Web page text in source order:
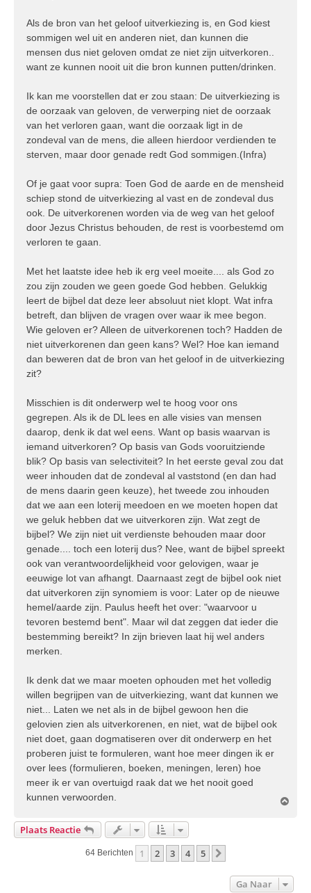
Als de bron van het geloof uitverkiezing is, en God kiest
sommigen wel uit en anderen niet, dan kunnen die
mensen dus niet geloven omdat ze niet zijn uitverkoren..
want ze kunnen nooit uit die bron kunnen putten/drinken.
Ik kan me voorstellen dat er zou staan: De uitverkiezing is
de oorzaak van geloven, de verwerping niet de oorzaak
van het verloren gaan, want die oorzaak ligt in de
zondeval van de mens, die alleen hierdoor verdienden te
sterven, maar door genade redt God sommigen.(Infra)
Of je gaat voor supra: Toen God de aarde en de mensheid
schiep stond de uitverkiezing al vast en de zondeval dus
ook. De uitverkorenen worden via de weg van het geloof
door Jezus Christus behouden, de rest is voorbestemd om
verloren te gaan.
Met het laatste idee heb ik erg veel moeite.... als God zo
zou zijn zouden we geen goede God hebben. Gelukkig
leert de bijbel dat deze leer absoluut niet klopt. Wat infra
betreft, dan blijven de vragen over waar ik mee begon.
Wie geloven er? Alleen de uitverkorenen toch? Hadden de
niet uitverkorenen dan geen kans? Wel? Hoe kan iemand
dan beweren dat de bron van het geloof in de uitverkiezing
zit?
Misschien is dit onderwerp wel te hoog voor ons
gegrepen. Als ik de DL lees en alle visies van mensen
daarop, denk ik dat wel eens. Want op basis waarvan is
iemand uitverkoren? Op basis van Gods vooruitziende
blik? Op basis van selectiviteit? In het eerste geval zou dat
weer inhouden dat de zondeval al vaststond (en dan had
de mens daarin geen keuze), het tweede zou inhouden
dat we aan een loterij meedoen en we moeten hopen dat
we geluk hebben dat we uitverkoren zijn. Wat zegt de
bijbel? We zijn niet uit verdienste behouden maar door
genade.... toch een loterij dus? Nee, want de bijbel spreekt
ook van verantwoordelijkheid voor gelovigen, waar je
eeuwige lot van afhangt. Daarnaast zegt de bijbel ook niet
dat uitverkoren zijn synomiem is voor: Later op de nieuwe
hemel/aarde zijn. Paulus heeft het over: "waarvoor u
tevoren bestemd bent". Maar wil dat zeggen dat ieder die
bestemming bereikt? In zijn brieven laat hij wel anders
merken.
Ik denk dat we maar moeten ophouden met het volledig
willen begrijpen van de uitverkiezing, want dat kunnen we
niet... Laten we net als in de bijbel gewoon hen die
gelovien zien als uitverkorenen, en niet, wat de bijbel ook
niet doet, gaan dogmatiseren over dit onderwerp en het
proberen juist te formuleren, want hoe meer dingen ik er
over lees (formulieren, boeken, meningen, leren) hoe
meer ik er van overtuigd raak dat we het nooit goed
kunnen verwoorden.
Plaats Reactie
64 Berichten 1 2 3 4 5
Ga Naar